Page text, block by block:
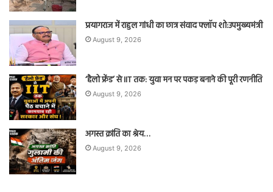
प्रयागराज में राहुल गांधी का छात्र संवाद फ्लॉप शो:उपमुख्यमंत्री
August 9, 2026
‘हैलो फ्रेंड’ से IIT तक: युवा मन पर पकड़ बनाने की पूरी रणनीति
August 9, 2026
अगस्त क्रांति का श्रेय…
August 9, 2026